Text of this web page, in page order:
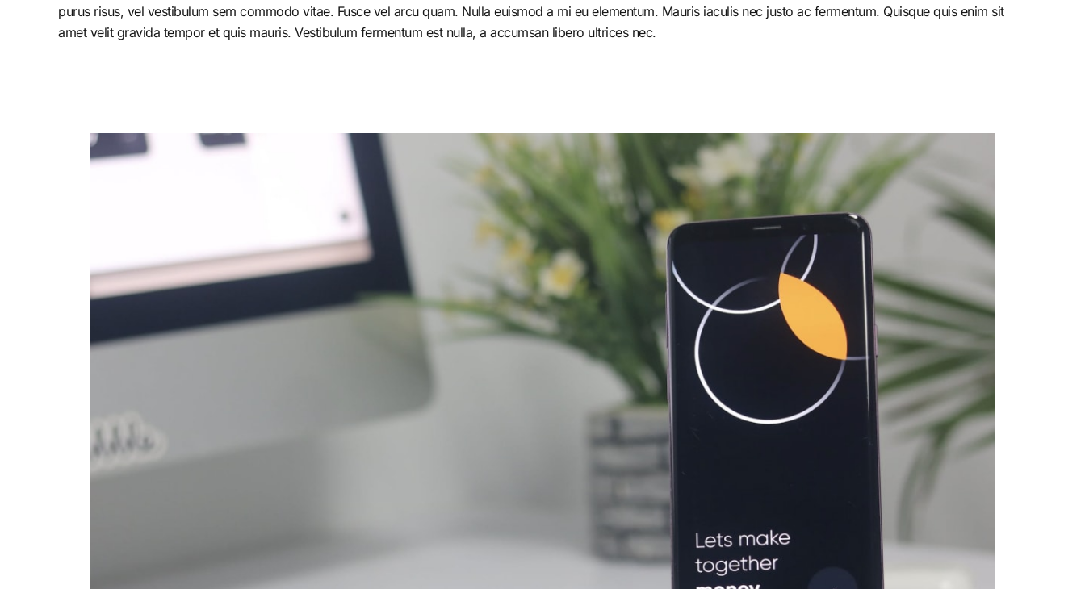
purus risus, vel vestibulum sem commodo vitae. Fusce vel arcu quam. Nulla euismod a mi eu elementum. Mauris iaculis nec justo ac fermentum. Quisque quis enim sit
amet velit gravida tempor et quis mauris. Vestibulum fermentum est nulla, a accumsan libero ultrices nec.